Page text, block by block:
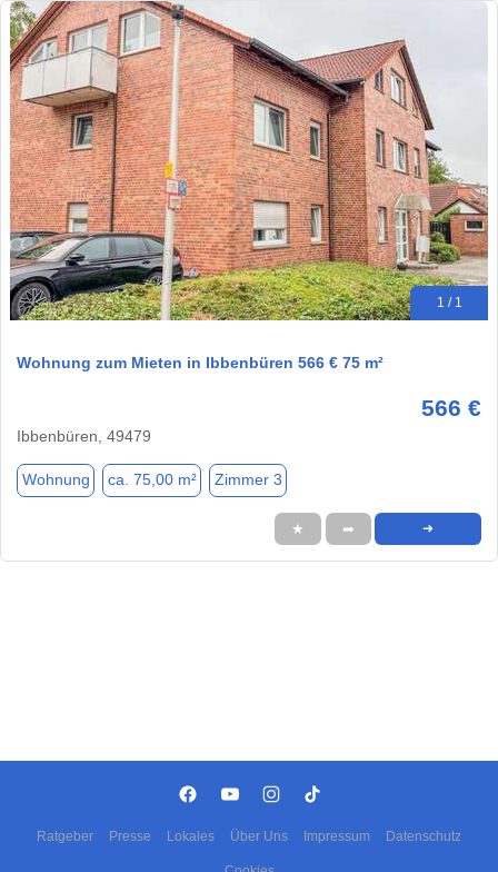
1 / 1
Wohnung zum Mieten in Ibbenbüren 566 € 75 m²
566 €
Ibbenbüren, 49479
Wohnung ca. 75,00 m² Zimmer 3
★ ➦ ➜
Ratgeber Presse Lokales Über Uns Impressum Datenschutz